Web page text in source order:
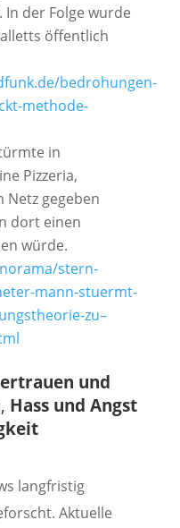
der Folge wurde
öffentlich
bedrohungen-
methode-
in
Pizzeria,
Netz gegeben
dort einen
würde.
stern-
mann-stuermt-
zu–
und
, Hass und Angst
langfristig
Aktuelle